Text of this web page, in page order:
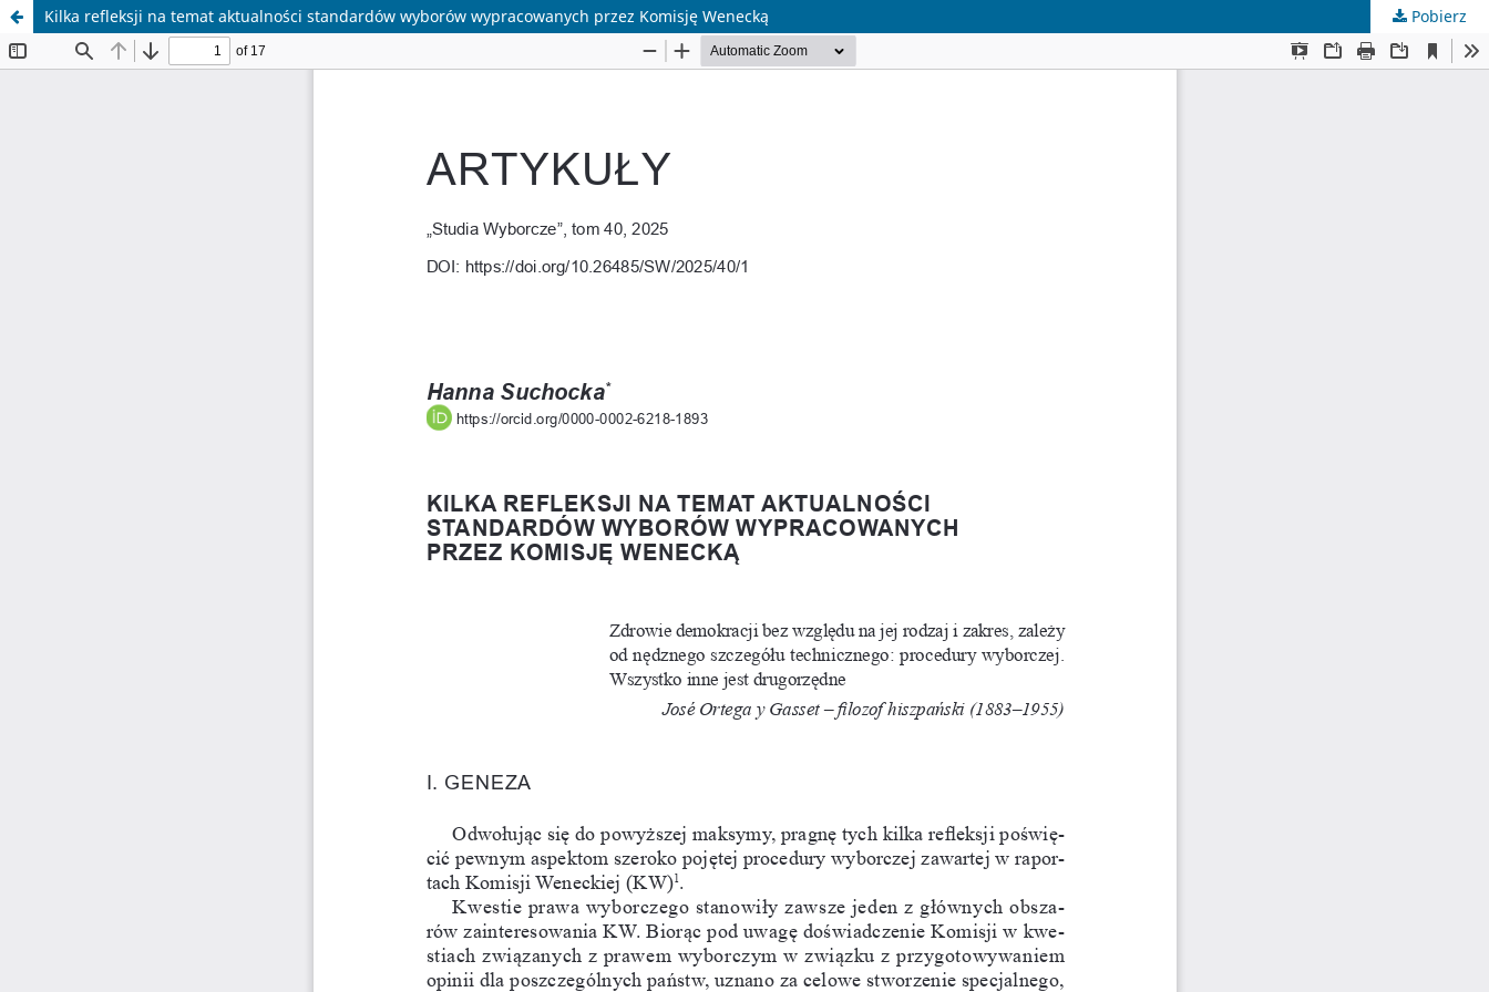
Kilka refleksji na temat aktualności standardów wyborów wypracowanych przez Komisję Wenecką Pobierz